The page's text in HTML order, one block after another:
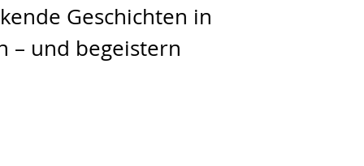
Geschichten in
– und begeistern